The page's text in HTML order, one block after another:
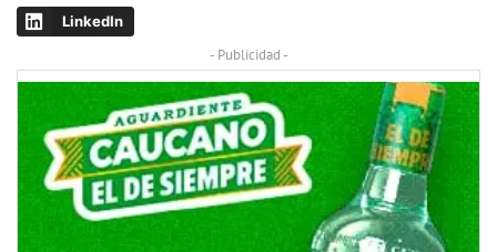
LinkedIn
- Publicidad -